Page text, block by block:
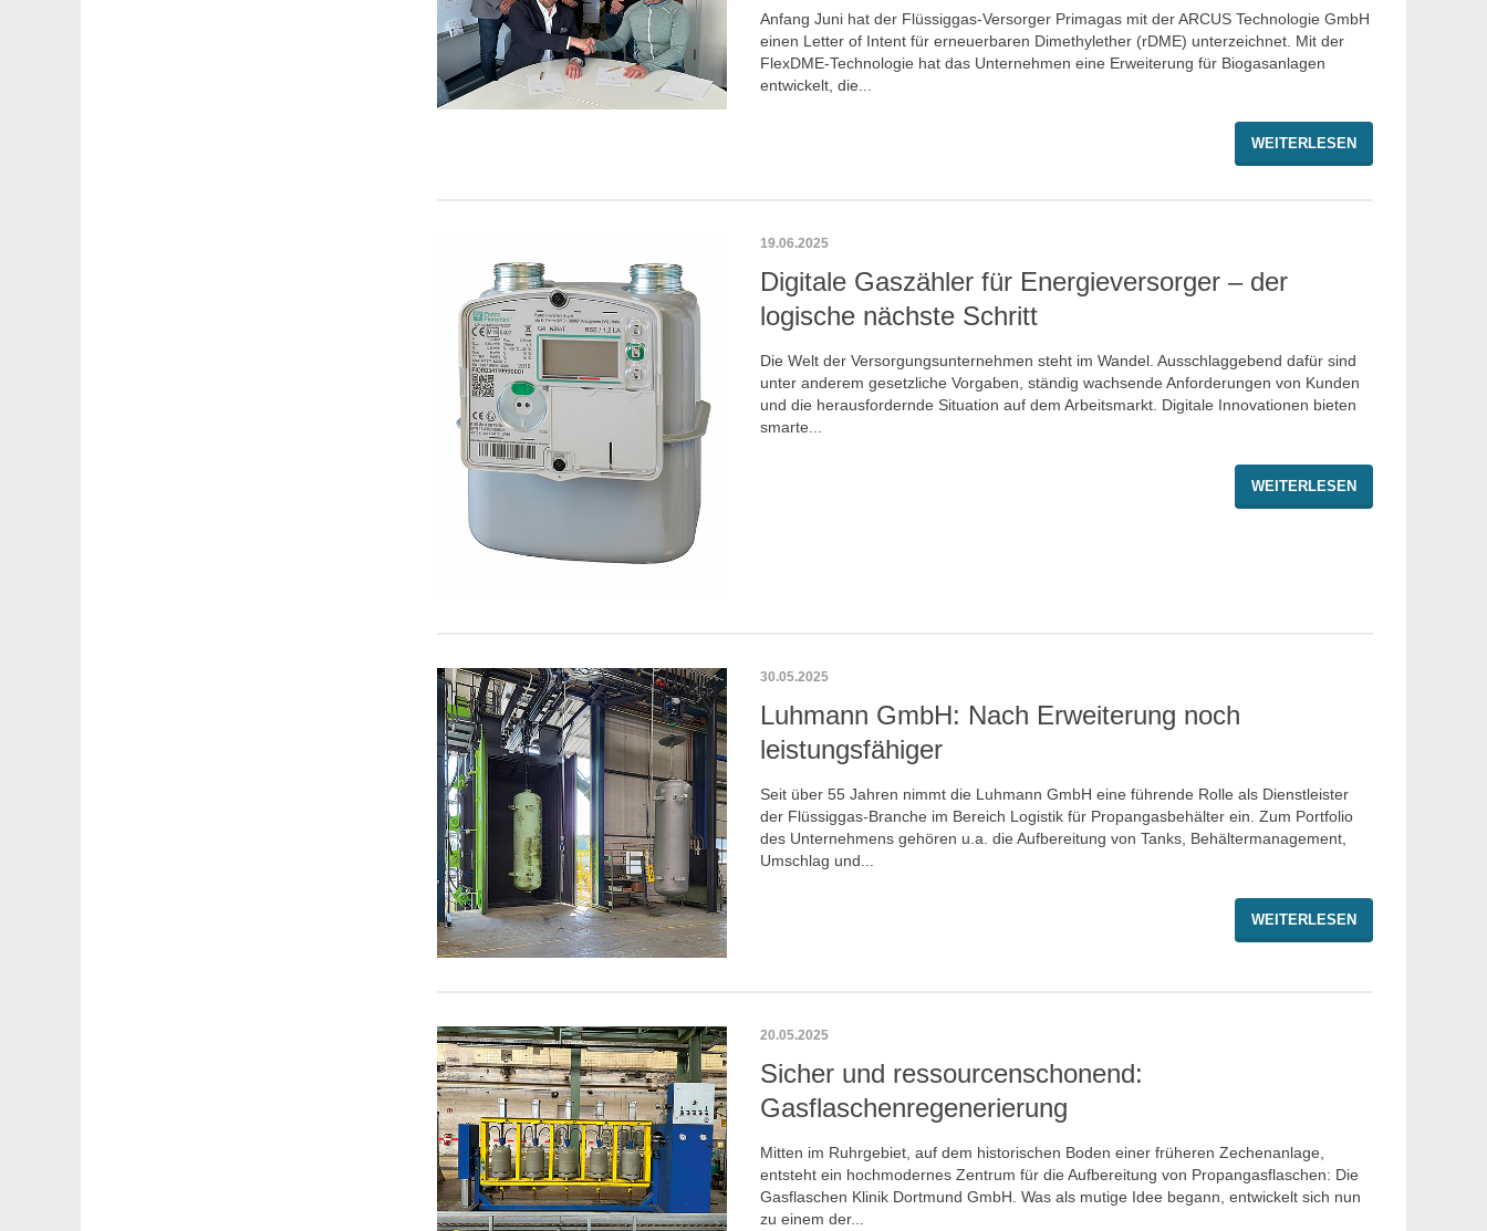
Anfang Juni hat der Flüssiggas-Versorger Primagas mit der ARCUS Technologie GmbH
einen Letter of Intent für erneuerbaren Dimethylether (rDME) unterzeichnet. Mit der
FlexDME-Technologie hat das Unternehmen eine Erweiterung für Biogasanlagen
entwickelt, die...
WEITERLESEN
19.06.2025
Digitale Gaszähler für Energieversorger – der
logische nächste Schritt
Die Welt der Versorgungsunternehmen steht im Wandel. Ausschlaggebend dafür sind
unter anderem gesetzliche Vorgaben, ständig ­wachsende Anforderungen von Kunden
und die herausfordernde Situation auf dem Arbeitsmarkt. Digitale Innovationen bieten
smarte...
WEITERLESEN
30.05.2025
Luhmann GmbH: Nach Erweiterung noch
leistungsfähiger
Seit über 55 Jahren nimmt die Luhmann GmbH eine führende Rolle als Dienstleister
der Flüssiggas-Branche im Bereich Logistik für Propangasbehälter ein. Zum Portfolio
des Unternehmens gehören u.a. die Aufbereitung von Tanks, Behältermanagement,
Umschlag und...
WEITERLESEN
20.05.2025
Sicher und ressourcenschonend:
Gasflaschenregenerierung
Mitten im Ruhrgebiet, auf dem historischen Boden einer früheren Zechenanlage,
entsteht ein hochmodernes Zentrum für die Auf­bereitung von Propangasflaschen: Die
Gasflaschen Klinik Dortmund GmbH. Was als mutige Idee begann, entwickelt sich nun
zu einem der...